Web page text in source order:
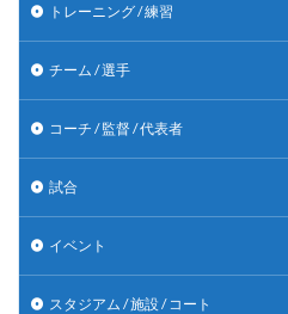
トレーニング / 練習
チーム / 選手
コーチ / 監督 / 代表者
試合
イベント
スタジアム / 施設 / コート